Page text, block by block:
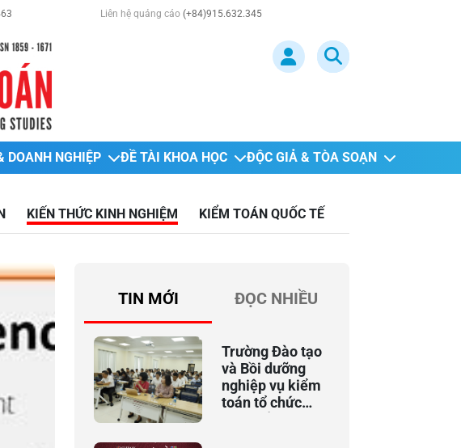
Liên hệ quảng cáo (+84)915.632.345
DOANH NGHIỆP ĐỀ TÀI KHOA HỌC ĐỘC GIẢ & TÒA SOẠN
KIẾN THỨC KINH NGHIỆM KIỂM TOÁN QUỐC TẾ
TIN MỚI ĐỌC NHIỀU
Trường Đào tạo
và Bồi dưỡng
nghiệp vụ kiểm
toán tổ chức